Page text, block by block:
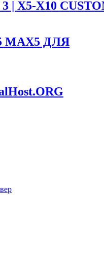
| X5-X10
MAX5 ДЛЯ